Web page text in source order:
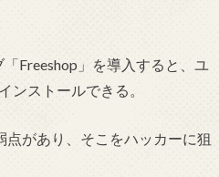
Freeshop」を導入すると、ユ
ンストールできる。
があり、そこをハッカーに狙